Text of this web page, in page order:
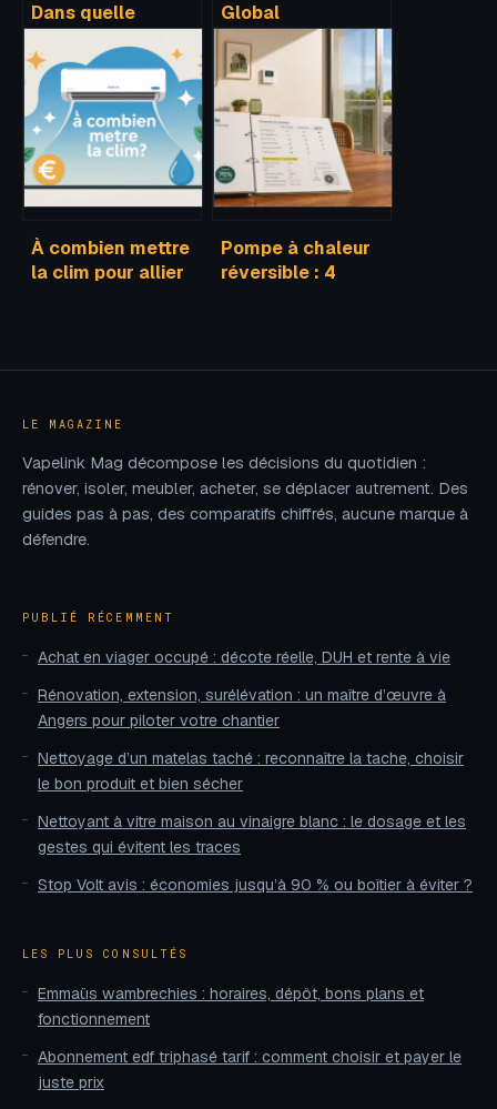
Dans quelle
sopalin : le guide
simple à suivre
Global
environmental
outlook
comprendre les
tendances et
scénarios à
horizon 2050
À combien mettre
la clim pour allier
Pompe à chaleur
réversible : 4
LE MAGAZINE
Vapelink Mag décompose les décisions du quotidien :
rénover, isoler, meubler, acheter, se déplacer autrement. Des
guides pas à pas, des comparatifs chiffrés, aucune marque à
défendre.
PUBLIÉ RÉCEMMENT
Achat en viager occupé : décote réelle, DUH et rente à vie
Rénovation, extension, surélévation : un maître d’œuvre à
Angers pour piloter votre chantier
Nettoyage d’un matelas taché : reconnaître la tache, choisir
le bon produit et bien sécher
Nettoyant à vitre maison au vinaigre blanc : le dosage et les
gestes qui évitent les traces
Stop Volt avis : économies jusqu’à 90 % ou boîtier à éviter ?
LES PLUS CONSULTÉS
Emmaüs wambrechies : horaires, dépôt, bons plans et
fonctionnement
Abonnement edf triphasé tarif : comment choisir et payer le
juste prix